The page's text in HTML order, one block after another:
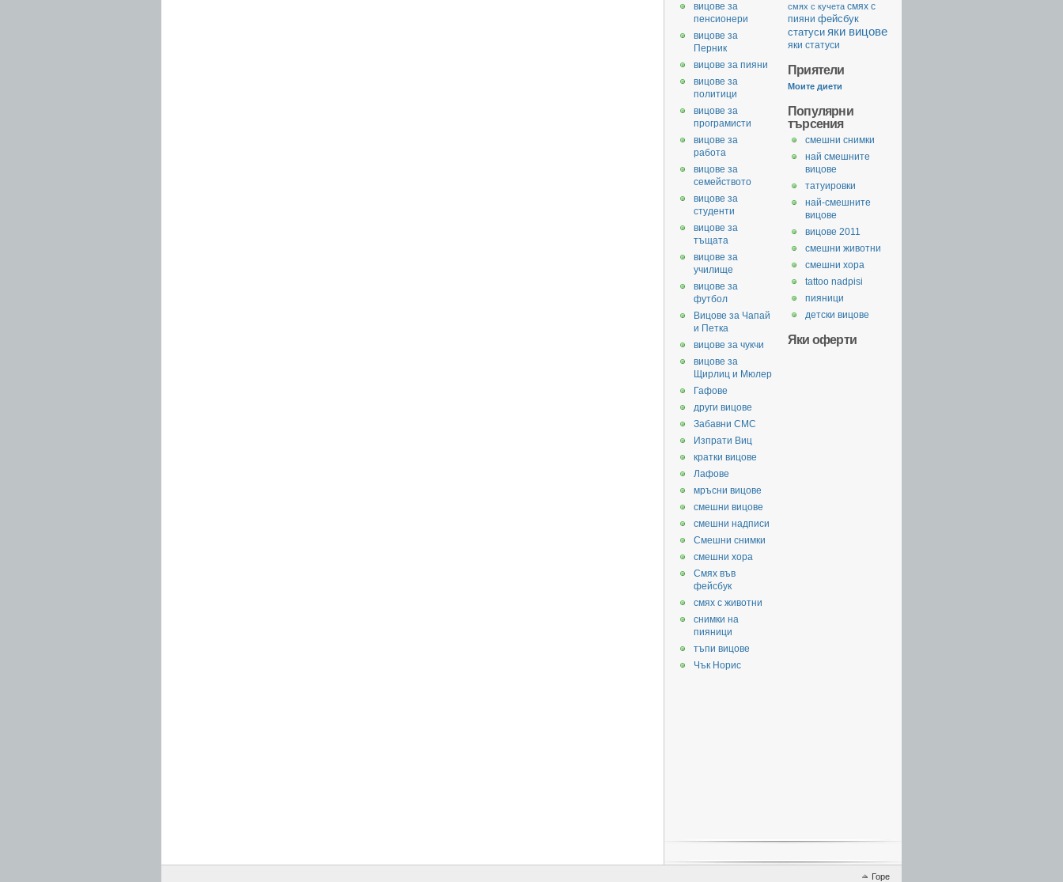
смях с кучета смях с
пияни фейсбук
статуси яки вицове
яки статуси
Приятели
Моите диети
Популярни
търсения
смешни снимки
най смешните
вицове
татуировки
най-смешните
вицове
вицове 2011
смешни животни
смешни хора
tattoo nadpisi
пияници
детски вицове
Яки оферти
вицове за
пенсионери
вицове за
Перник
вицове за пияни
вицове за
политици
вицове за
програмисти
вицове за
работа
вицове за
семейството
вицове за
студенти
вицове за
тъщата
вицове за
училище
вицове за
футбол
Вицове за Чапай
и Петка
вицове за чукчи
вицове за
Щирлиц и Мюлер
Гафове
други вицове
Забавни СМС
Изпрати Виц
кратки вицове
Лафове
мръсни вицове
смешни вицове
смешни надписи
Смешни снимки
смешни хора
Смях във
фейсбук
смях с животни
снимки на
пияници
тъпи вицове
Чък Норис
Горе